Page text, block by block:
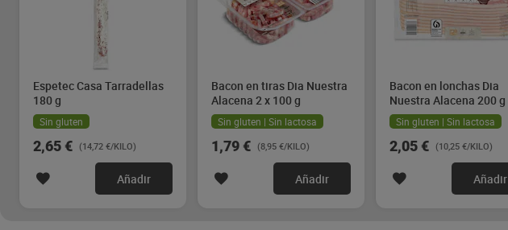
Espetec Casa Tarradellas
180 g
Sin gluten
2,65 € (14,72 €/KILO)
Añadir
Bacon en tiras Dia Nuestra
Alacena 2 x 100 g
Sin gluten | Sin lactosa
1,79 € (8,95 €/KILO)
Añadir
Bacon en lonchas Dia
Nuestra Alacena 200 g
Sin gluten | Sin lactosa
2,05 € (10,25 €/KILO)
Añadir